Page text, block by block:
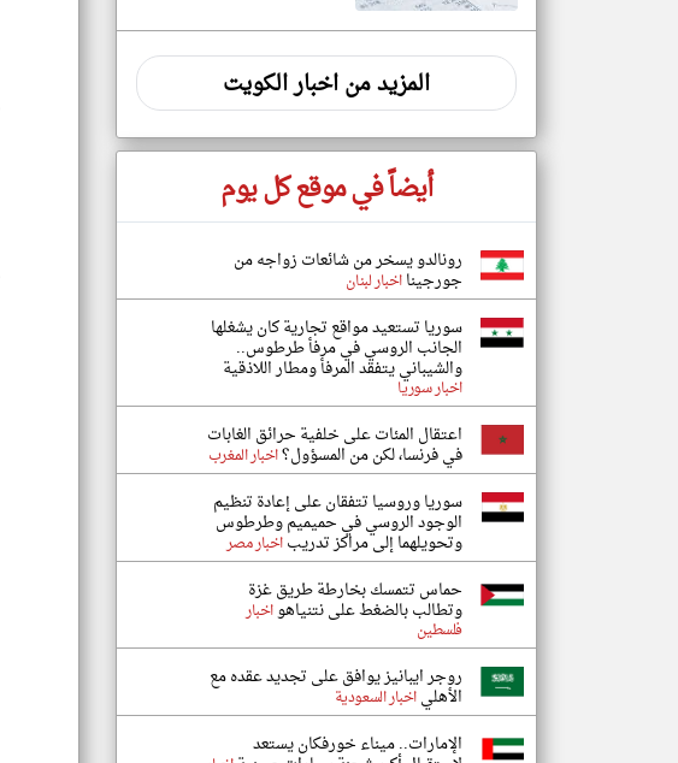
المزيد من اخبار الكويت
أيضاً في موقع كل يوم
رونالدو يسخر من شائعات زواجه من
جورجينااخبار لبنان
سوريا تستعيد مواقع تجارية كان يشغلها
الجانب الروسي في مرفأ طرطوس..
والشيباني يتفقد المرفأ ومطار اللاذقية
اخبار سوريا
اعتقال المئات على خلفية حرائق الغابات
في فرنسا، لكن من المسؤول؟اخبار المغرب
سوريا وروسيا تتفقان على إعادة تنظيم
الوجود الروسي في حميميم وطرطوس
وتحويلهما إلى مراكز تدريباخبار مصر
حماس تتمسك بخارطة طريق غزة
وتطالب بالضغط على نتنياهواخبار
فلسطين
روجر ايبانيز يوافق على تجديد عقده مع
الأهلياخبار السعودية
الإمارات.. ميناء خورفكان يستعد